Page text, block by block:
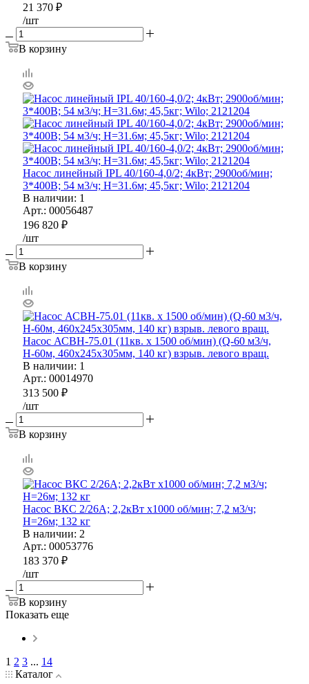
21 370 ₽
/шт
В корзину
Насос линейный IPL 40/160-4,0/2; 4кВт; 2900об/мин;
3*400В; 54 м3/ч; Н=31.6м; 45,5кг; Wilo; 2121204
В наличии: 1
Арт.: 00056487
196 820 ₽
/шт
В корзину
Насос АСВН-75.01 (11кв. х 1500 об/мин) (Q-60 м3/ч,
Н-60м, 460х245х305мм, 140 кг) взрыв. левого вращ.
В наличии: 1
Арт.: 00014970
313 500 ₽
/шт
В корзину
Насос ВКС 2/26А; 2,2кВт х1000 об/мин; 7,2 м3/ч;
Н=26м; 132 кг
В наличии: 2
Арт.: 00053776
183 370 ₽
/шт
В корзину
Показать еще
1 2 3 ... 14
Каталог